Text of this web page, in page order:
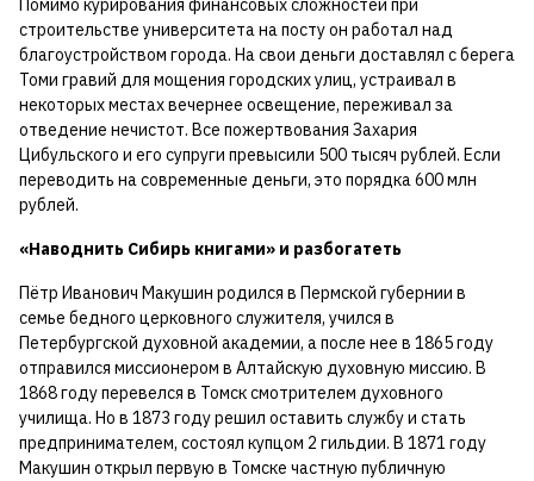
Помимо курирования финансовых сложностей при
строительстве университета на посту он работал над
благоустройством города. На свои деньги доставлял с берега
Томи гравий для мощения городских улиц, устраивал в
некоторых местах вечернее освещение, переживал за
отведение нечистот. Все пожертвования Захария
Цибульского и его супруги превысили 500 тысяч рублей. Если
переводить на современные деньги, это порядка 600 млн
рублей.
«Наводнить Сибирь книгами» и разбогатеть
Пётр Иванович Макушин родился в Пермской губернии в
семье бедного церковного служителя, учился в
Петербургской духовной академии, а после нее в 1865 году
отправился миссионером в Алтайскую духовную миссию. В
1868 году перевелся в Томск смотрителем духовного
училища. Но в 1873 году решил оставить службу и стать
предпринимателем, состоял купцом 2 гильдии. В 1871 году
Макушин открыл первую в Томске частную публичную